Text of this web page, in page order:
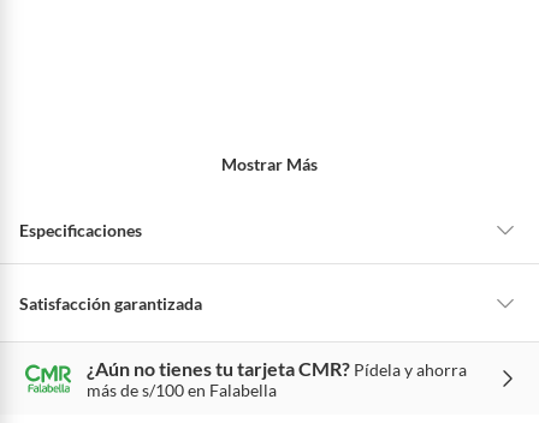
Mostrar Más
Especificaciones
Material
Condicion del
producto
Nuevo
Satisfacción garantizada
La mayoría de los productos tienen30 días desde que los recibes para
hacer una devolución.
¿Aún no tienes tu tarjeta CMR? Pídela y ahorra
más de s/100 en Falabella